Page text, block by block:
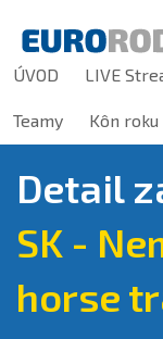
ÚVOD LIVE
Teamy Kôn roku
Detail
SK -
horse